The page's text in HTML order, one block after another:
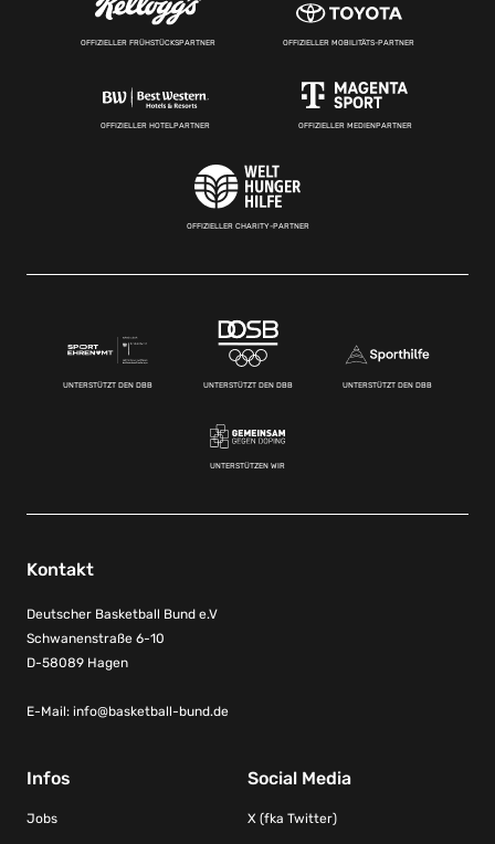
OFFIZIELLER FRÜHSTÜCKSPARTNER OFFIZIELLER MOBILITÄTS-PARTNER
OFFIZIELLER HOTELPARTNER OFFIZIELLER MEDIENPARTNER
OFFIZIELLER CHARITY-PARTNER
UNTERSTÜTZT DEN DBB UNTERSTÜTZT DEN DBB UNTERSTÜTZT DEN DBB
UNTERSTÜTZEN WIR
Kontakt
Deutscher Basketball Bund e.V
Schwanenstraße 6-10
D-58089 Hagen
E-Mail: info@basketball-bund.de
Infos
Jobs
Social Media
X (fka Twitter)